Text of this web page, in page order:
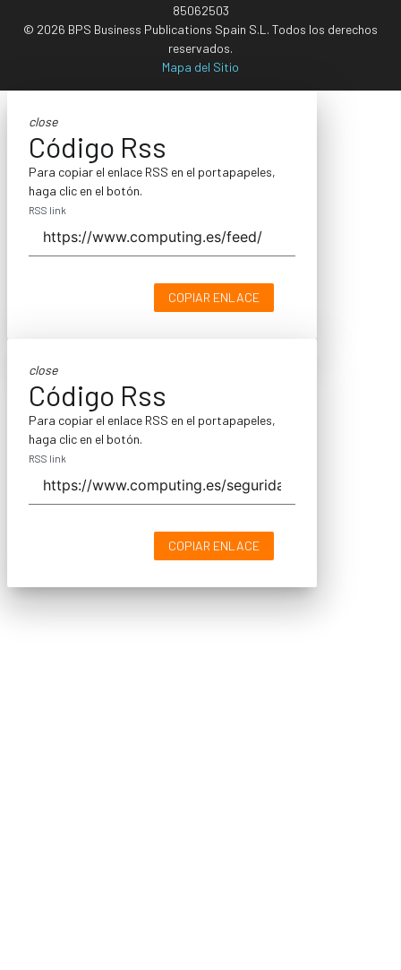
85062503
© 2026 BPS Business Publications Spain S.L. Todos los derechos
reservados.
Mapa del Sitio
close
Código Rss
Para copiar el enlace RSS en el portapapeles,
haga clic en el botón.
RSS link
COPIAR ENLACE
close
Código Rss
Para copiar el enlace RSS en el portapapeles,
haga clic en el botón.
RSS link
COPIAR ENLACE